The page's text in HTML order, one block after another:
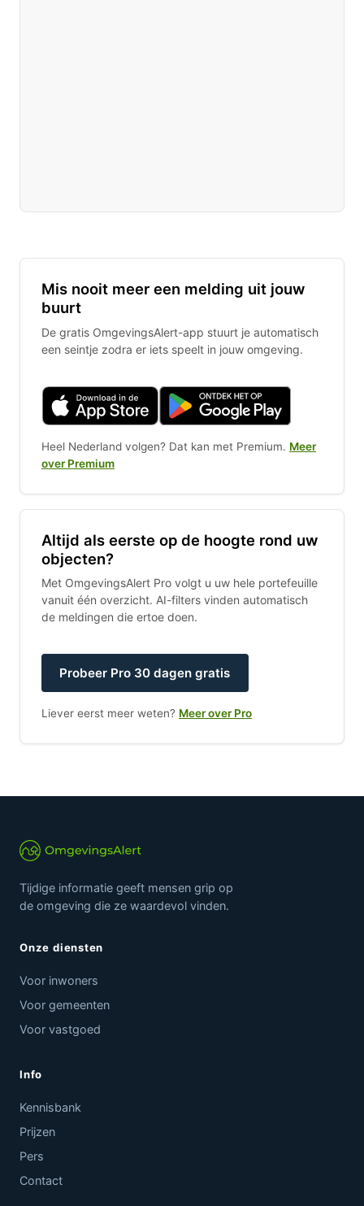
Mis nooit meer een melding uit jouw
buurt
De gratis OmgevingsAlert-app stuurt je automatisch
een seintje zodra er iets speelt in jouw omgeving.
Heel Nederland volgen? Dat kan met Premium. Meer
over Premium
Altijd als eerste op de hoogte rond uw
objecten?
Met OmgevingsAlert Pro volgt u uw hele portefeuille
vanuit één overzicht. AI-filters vinden automatisch
de meldingen die ertoe doen.
Probeer Pro 30 dagen gratis
Liever eerst meer weten? Meer over Pro
Tijdige informatie geeft mensen grip op
de omgeving die ze waardevol vinden.
Onze diensten
Voor inwoners
Voor gemeenten
Voor vastgoed
Info
Kennisbank
Prijzen
Pers
Contact